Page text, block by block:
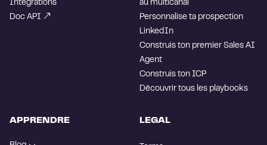
Intégrations
Doc API
au multicanal
Personnalise ta prospection
LinkedIn
Construis ton premier Sales AI
Agent
Construis ton ICP
Découvrir tous les playbooks
APPRENDRE LEGAL